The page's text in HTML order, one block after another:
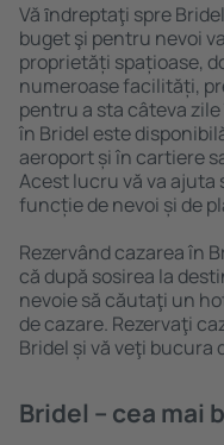
Vă ȋndreptaţi spre
buget şi pentru nevoi
proprietăți spațioase,
numeroase facilități,
pentru a sta câteva
în Bridel este
aeroport și în cartiere
Acest lucru vă va ajuta
funcție de nevoi și de
Rezervând cazarea în
că după sosirea la
nevoie să căutaţi un
de cazare. Rezervaţi
Bridel și vă veţi bucura
Bridel – cea mai